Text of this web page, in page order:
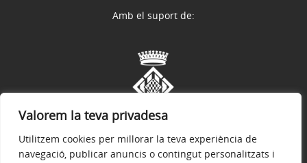
Valorem la teva privadesa
Utilitzem cookies per millorar la teva experiència de
navegació, publicar anuncis o contingut personalitzats i
Amb el suport de: